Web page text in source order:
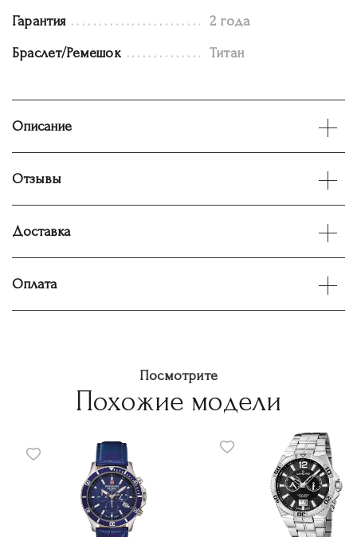
Гарантия 2 года
Браслет/Ремешок Титан
Описание
Отзывы
Доставка
Оплата
Посмотрите
Похожие модели